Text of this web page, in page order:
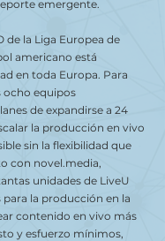
emergente.
de la Liga Europea de
americano está
en toda Europa. Para
ocho equipos
de expandirse a 24
la producción en vivo
sin la flexibilidad que
con novel.media,
unidades de LiveU
la producción en la
contenido en vivo más
y esfuerzo mínimos,